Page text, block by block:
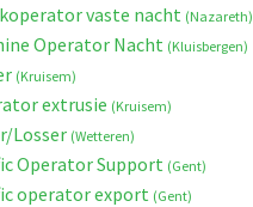
vaste nacht (Nazareth)
Operator Nacht (Kluisbergen)
(Kruisem)
extrusie (Kruisem)
Losser (Wetteren)
Operator Support (Gent)
operator export (Gent)